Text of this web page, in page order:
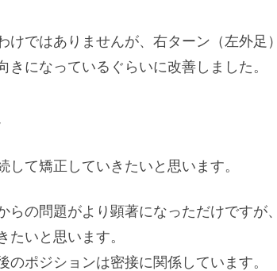
けではありませんが、右ターン（左外足
きになっているぐらいに改善しました。
して矯正していきたいと思います。
らの問題がより顕著になっただけですが
たいと思います。
のポジションは密接に関係しています。